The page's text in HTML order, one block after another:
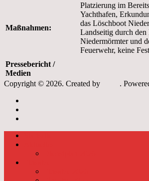
Maßnahmen:
Platzierung im
Yachthafen,
das Löschboot
Landseitig durch
Niedermörmter und
Feuerwehr, keine
Pressebericht /
Medien
Copyright © 2026. Created by
.